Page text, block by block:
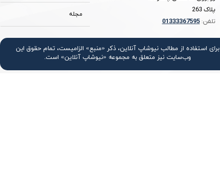
برای استفاده از مطالب نیوشاپ آنلاین، ذکر «منبع» الزامیست، تمام حقوق اين
وب‌سايت نیز متعلق به مجموعه «نیوشاپ آنلاین» است.
مجله
پلاک 263
تلفن:
01333367595